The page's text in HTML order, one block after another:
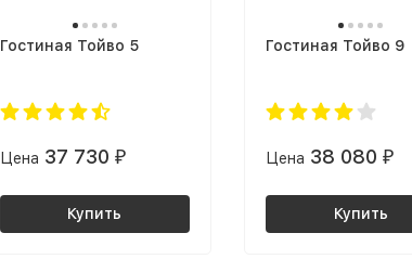
Гостиная Тойво 5
Цена 37 730 ₽
Купить
Гостиная Тойво 9
Цена 38 080 ₽
Купить